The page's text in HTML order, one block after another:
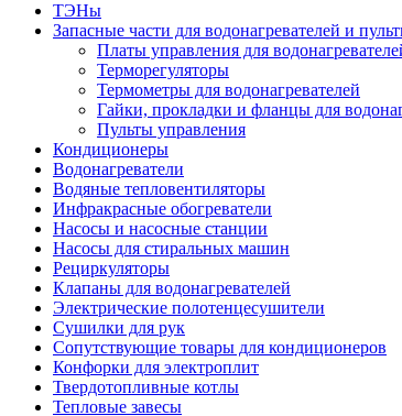
ТЭНы
Запасные части для водонагревателей и
Платы управления для
Терморегуляторы
Термометры для водонагревателей
Гайки, прокладки и фланцы для
Пульты управления
Кондиционеры
Водонагреватели
Водяные тепловентиляторы
Инфракрасные обогреватели
Насосы и насосные станции
Насосы для стиральных машин
Рециркуляторы
Клапаны для водонагревателей
Электрические полотенцесушители
Сушилки для рук
Сопутствующие товары для кондиционеров
Конфорки для электроплит
Твердотопливные котлы
Тепловые завесы